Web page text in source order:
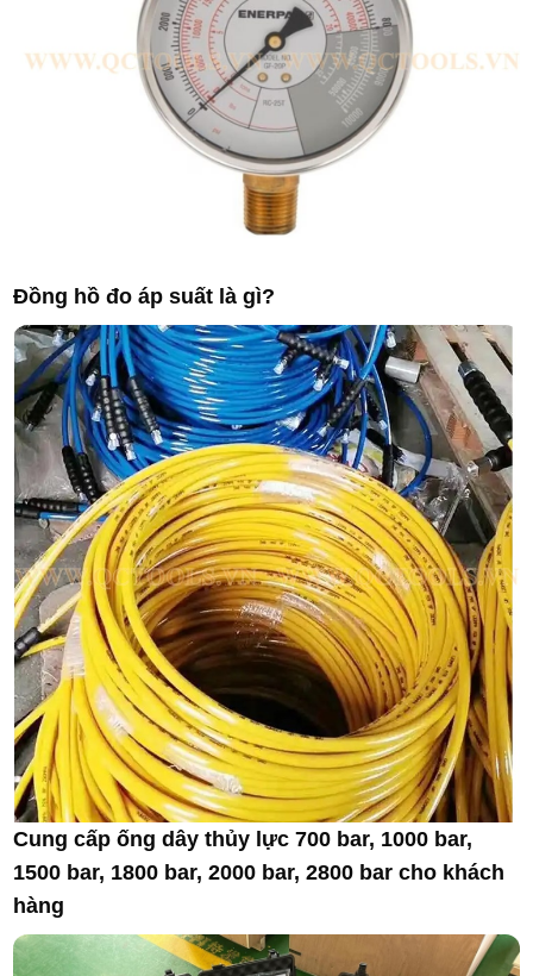
Đồng hồ đo áp suất là gì?
Cung cấp ống dây thủy lực 700 bar, 1000 bar,
1500 bar, 1800 bar, 2000 bar, 2800 bar cho khách
hàng